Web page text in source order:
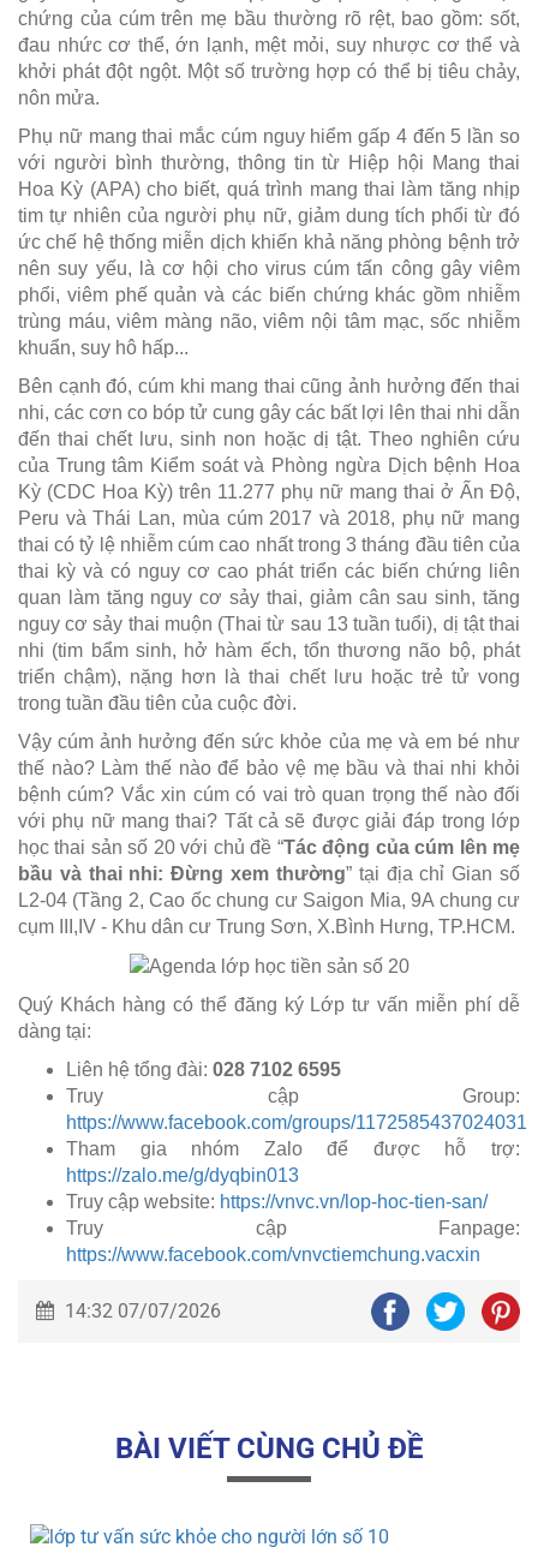
chứng của cúm trên mẹ bầu thường rõ rệt, bao gồm: sốt,
đau nhức cơ thể, ớn lạnh, mệt mỏi, suy nhược cơ thể và
khởi phát đột ngột. Một số trường hợp có thể bị tiêu chảy,
nôn mửa.
Phụ nữ mang thai mắc cúm nguy hiểm gấp 4 đến 5 lần so
với người bình thường, thông tin từ Hiệp hội Mang thai
Hoa Kỳ (APA) cho biết, quá trình mang thai làm tăng nhịp
tim tự nhiên của người phụ nữ, giảm dung tích phổi từ đó
ức chế hệ thống miễn dịch khiến khả năng phòng bệnh trở
nên suy yếu, là cơ hội cho virus cúm tấn công gây viêm
phổi, viêm phế quản và các biến chứng khác gồm nhiễm
trùng máu, viêm màng não, viêm nội tâm mạc, sốc nhiễm
khuẩn, suy hô hấp...
Bên cạnh đó, cúm khi mang thai cũng ảnh hưởng đến thai
nhi, các cơn co bóp tử cung gây các bất lợi lên thai nhi dẫn
đến thai chết lưu, sinh non hoặc dị tật. Theo nghiên cứu
của Trung tâm Kiểm soát và Phòng ngừa Dịch bệnh Hoa
Kỳ (CDC Hoa Kỳ) trên 11.277 phụ nữ mang thai ở Ấn Độ,
Peru và Thái Lan, mùa cúm 2017 và 2018, phụ nữ mang
thai có tỷ lệ nhiễm cúm cao nhất trong 3 tháng đầu tiên của
thai kỳ và có nguy cơ cao phát triển các biến chứng liên
quan làm tăng nguy cơ sảy thai, giảm cân sau sinh, tăng
nguy cơ sảy thai muộn (Thai từ sau 13 tuần tuổi), dị tật thai
nhi (tim bẩm sinh, hở hàm ếch, tổn thương não bộ, phát
triển chậm), nặng hơn là thai chết lưu hoặc trẻ tử vong
trong tuần đầu tiên của cuộc đời.
Vậy cúm ảnh hưởng đến sức khỏe của mẹ và em bé như
thế nào? Làm thế nào để bảo vệ mẹ bầu và thai nhi khỏi
bệnh cúm? Vắc xin cúm có vai trò quan trọng thế nào đối
với phụ nữ mang thai? Tất cả sẽ được giải đáp trong lớp
học thai sản số 20 với chủ đề “Tác động của cúm lên mẹ
bầu và thai nhi: Đừng xem thường” tại địa chỉ Gian số
L2-04 (Tầng 2, Cao ốc chung cư Saigon Mia, 9A chung cư
cụm III,IV - Khu dân cư Trung Sơn, X.Bình Hưng, TP.HCM.
Quý Khách hàng có thể đăng ký Lớp tư vấn miễn phí dễ
dàng tại:
Liên hệ tổng đài: 028 7102 6595
Truy cập Group:
https://www.facebook.com/groups/1172585437024031
Tham gia nhóm Zalo để được hỗ trợ:
https://zalo.me/g/dyqbin013
Truy cập website: https://vnvc.vn/lop-hoc-tien-san/
Truy cập Fanpage:
https://www.facebook.com/vnvctiemchung.vacxin
14:32 07/07/2026
BÀI VIẾT CÙNG CHỦ ĐỀ